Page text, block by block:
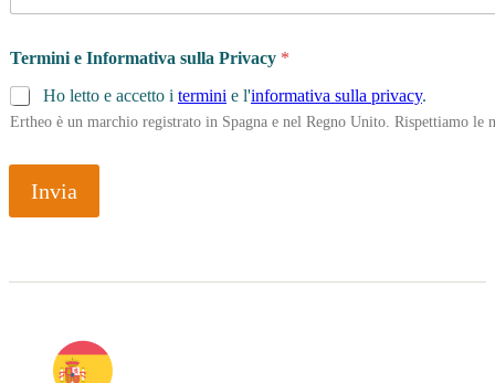
Termini e Informativa sulla Privacy *
Ho letto e accetto i termini e l'informativa sulla privacy.
Ertheo è un marchio registrato in Spagna e nel Regno Unito. Rispettiamo
Invia